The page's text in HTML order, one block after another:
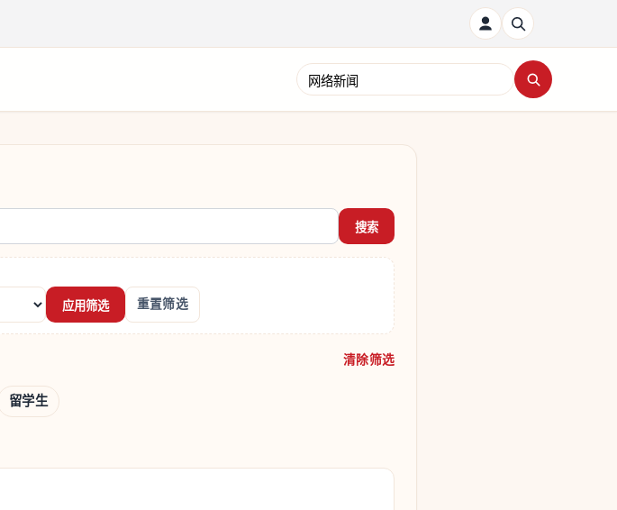
搜索新闻
搜索
应用筛选 重置筛选
清除筛选
留学生